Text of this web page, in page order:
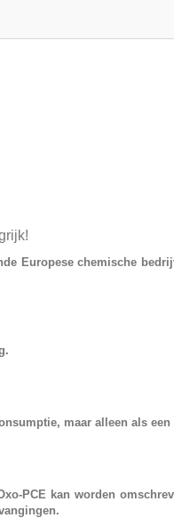
Europese chemische
maar alleen als
PCE kan worden